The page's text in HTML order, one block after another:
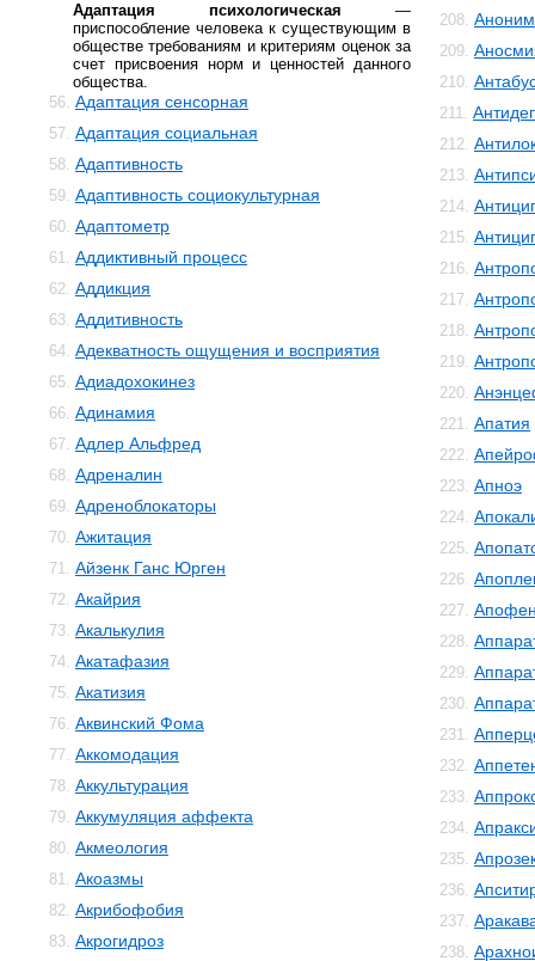
Адаптация психологическая —
приспособление человека к существующим в
обществе требованиям и критериям оценок за
счет присвоения норм и ценностей данного
общества.
56. Адаптация сенсорная
57. Адаптация социальная
58. Адаптивность
59. Адаптивность социокультурная
60. Адаптометр
61. Аддиктивный процесс
62. Аддикция
63. Аддитивность
64. Адекватность ощущения и восприятия
65. Адиадохокинез
66. Адинамия
67. Адлер Альфред
68. Адреналин
69. Адреноблокаторы
70. Ажитация
71. Айзенк Ганс Юрген
72. Акайрия
73. Акалькулия
74. Акатафазия
75. Акатизия
76. Аквинский Фома
77. Аккомодация
78. Аккультурация
79. Аккумуляция аффекта
80. Акмеология
81. Акоазмы
82. Акрибофобия
83. Акрогидроз
208.
209.
210.
211.
212.
213.
214.
215.
216.
217.
218.
219.
220.
221. Апатия
222.
223. Апноэ
224.
225.
226.
227.
228.
229.
230.
231.
232.
233.
234.
235.
236.
237.
238.